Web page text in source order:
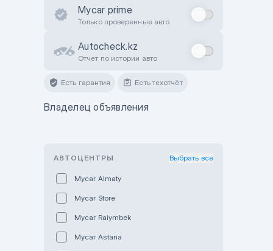
Mycar prime
Только проверенные авто
Autocheck.kz
Отчет по истории авто
Есть гарантия Есть техотчёт
Владелец объявления
АВТОЦЕНТРЫ Выбрать все
Mycar Almaty
Mycar Store
Mycar Raiymbek
Mycar Astana